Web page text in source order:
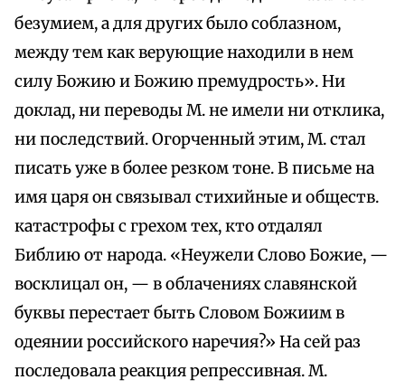
безумием, а для других было соблазном,
между тем как верующие находили в нем
силу Божию и Божию премудрость». Ни
доклад, ни переводы М. не имели ни отклика,
ни последствий. Огорченный этим, М. стал
писать уже в более резком тоне. В письме на
имя царя он связывал стихийные и обществ.
катастрофы с грехом тех, кто отдалял
Библию от народа. «Неужели Слово Божие, —
восклицал он, — в облачениях славянской
буквы перестает быть Словом Божиим в
одеянии российского наречия?» На сей раз
последовала реакция репрессивная. М.